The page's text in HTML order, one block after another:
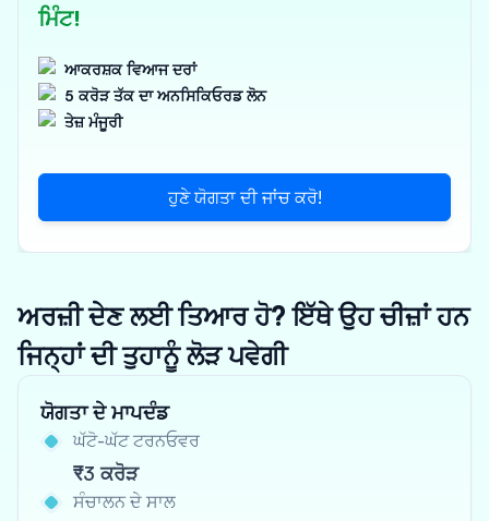
ਮਿੰਟ!
ਆਕਰਸ਼ਕ ਵਿਆਜ ਦਰਾਂ
5 ਕਰੋੜ ਤੱਕ ਦਾ ਅਨਸਿਕਿਓਰਡ ਲੋਨ
ਤੇਜ਼ ਮੰਜੂਰੀ
ਹੁਣੇ ਯੋਗਤਾ ਦੀ ਜਾਂਚ ਕਰੋ!
ਅਰਜ਼ੀ ਦੇਣ ਲਈ ਤਿਆਰ ਹੋ? ਇੱਥੇ ਉਹ ਚੀਜ਼ਾਂ ਹਨ
ਜਿਨ੍ਹਾਂ ਦੀ ਤੁਹਾਨੂੰ ਲੋੜ ਪਵੇਗੀ
ਯੋਗਤਾ ਦੇ ਮਾਪਦੰਡ
ਘੱਟੋ-ਘੱਟ ਟਰਨਓਵਰ
₹3 ਕਰੋੜ
ਸੰਚਾਲਨ ਦੇ ਸਾਲ